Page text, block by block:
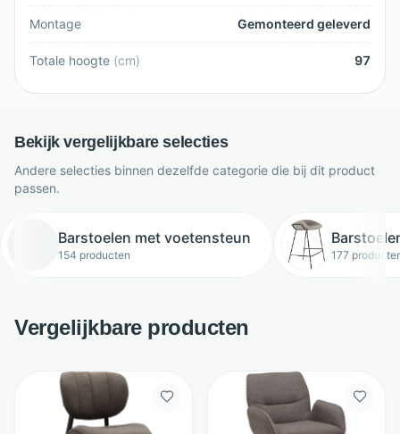
Montage Gemonteerd geleverd
Totale hoogte (cm) 97
Bekijk vergelijkbare selecties
Andere selecties binnen dezelfde categorie die bij dit product
passen.
Barstoelen met voetensteun
154 producten 177
Vergelijkbare producten